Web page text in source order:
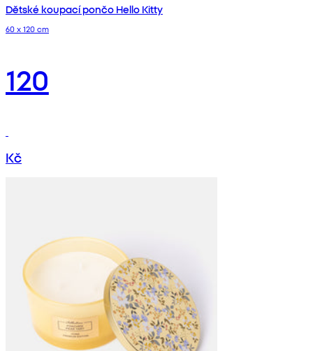
Dětské koupací pončo Hello Kitty
60 x 120 cm
120
Kč